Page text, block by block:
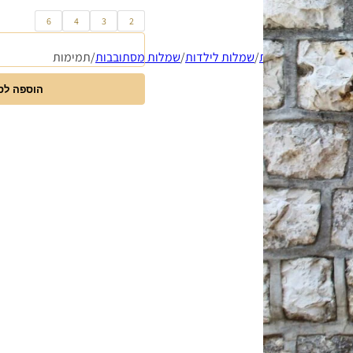
דף הבית/שמלות לילדות/שמלות מסתובבות/תמימות
2
3
4
6
הוספה